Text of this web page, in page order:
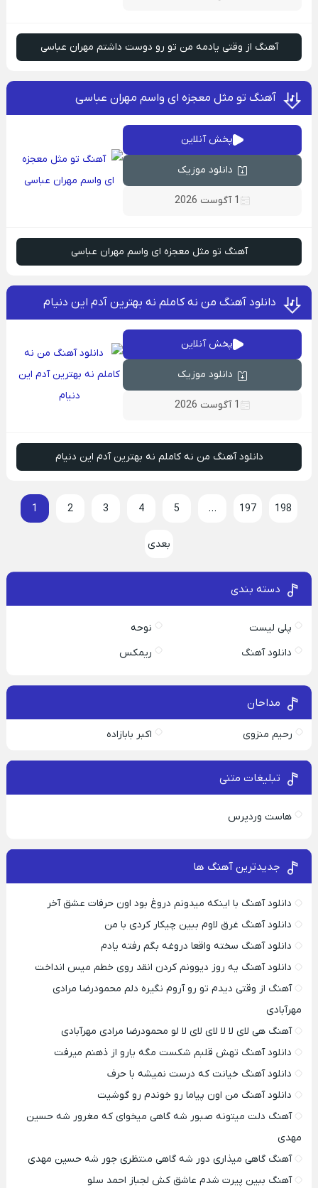
آهنگ از وقتی یادمه من تو رو دوست داشتم مهران عباسی
آهنگ تو مثل معجزه ای واسم مهران عباسی
پخش آنلاین
دانلود موزیک
1 آگوست 2026
آهنگ تو مثل معجزه ای واسم مهران عباسی
دانلود آهنگ من نه کاملم نه بهترین آدم این دنیام
پخش آنلاین
دانلود موزیک
1 آگوست 2026
دانلود آهنگ من نه کاملم نه بهترین آدم این دنیام
1 2 3 4 5 … 197 198
بعدی
دسته بندی
پلی لیست
نوحه
دانلود آهنگ
ریمکس
مداحان
رحیم منزوی اکبر بابازاده
تبلیغات متنی
هاست وردپرس
جدیدترین آهنگ ها
دانلود آهنگ با اینکه میدونم دروغ بود اون حرفات عشق آخر
دانلود آهنگ غرق لاوم ببین چیکار کردی با من
دانلود آهنگ سخته واقعا دروغه بگم رفته یادم
دانلود آهنگ یه روز دیوونم کردن انقد روی خطم میس انداخت
آهنگ از وقتی دیدم تو رو آروم نگیره دلم محمودرضا مرادی
مهرآبادی
آهنگ هی لای لا لا لای لای لا لو محمودرضا مرادی مهرآبادی
دانلود آهنگ تهش قلبم شکست مگه یارو از ذهنم میرفت
دانلود آهنگ خیانت که درست نمیشه با حرف
دانلود آهنگ من اون پیاما رو خوندم رو گوشیت
آهنگ دلت میتونه صبور شه گاهی میخوای که مغرور شه حسین
مهدی
آهنگ گاهی میذاری دور شه گاهی منتظری جور شه حسین مهدی
آهنگ ببین پیرت شدم عاشق کش لجباز احمد سلو